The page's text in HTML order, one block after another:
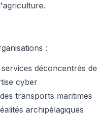
:
déconcentrés de
cyber
transports maritimes
archipélagiques